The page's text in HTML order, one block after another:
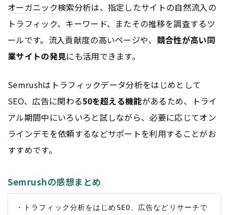
オーガニック検索分析は、指定したサイトの自然流入の
トラフィック、キーワード、またその推移を調査するツ
ールです。流入貢献度の高いページや、 競合性が高い同
業サイトの発見にも活用できます。
Semrushはトラフィックデータ分析をはじめとして
SEO、広告に関わる50を超える機能があるため、トライ
アル期間中にいろいろと試しながら、必要に応じてオン
ラインデモを依頼するなどサポートを利用することがお
すすめです。
Semrushの感想まとめ
・トラフィック分析をはじめSEO、広告などリサーチで